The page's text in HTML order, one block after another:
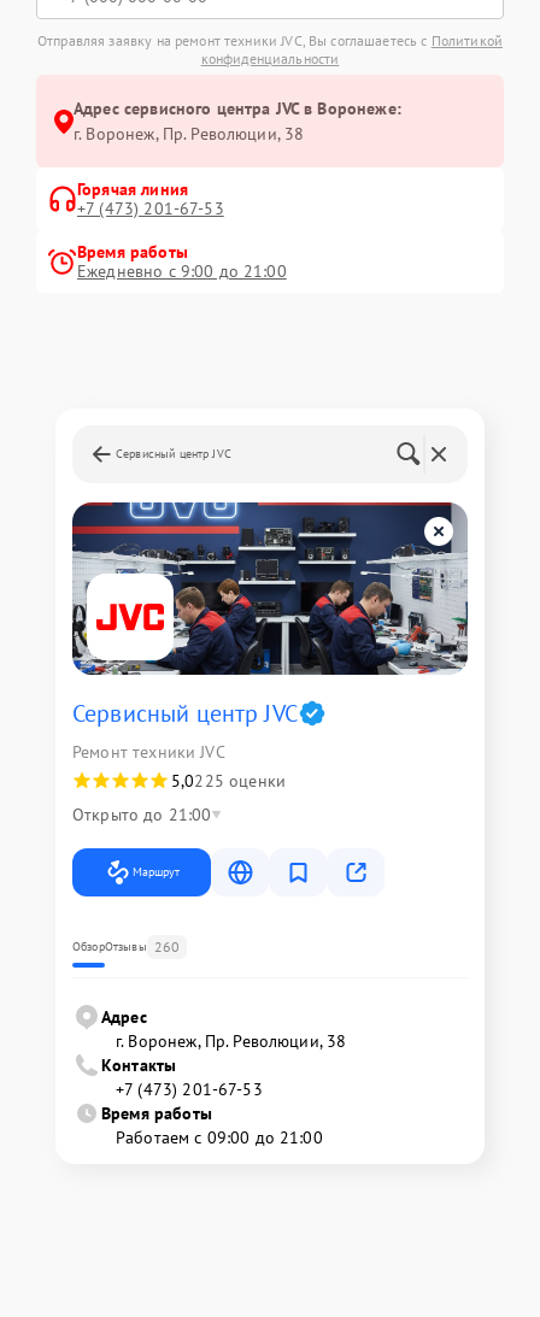
Отправляя заявку на ремонт техники JVC, Вы соглашаетесь с Политикой
конфиденциальности
Адрес сервисного центра JVC в Воронеже:
г. Воронеж, Пр. Революции, 38
Горячая линия
+7 (473) 201-67-53
Время работы
Ежедневно с 9:00 до 21:00
Сервисный центр JVC
Сервисный центр JVC
Ремонт техники JVC
5,0225 оценки
Открыто до 21:00
Маршрут
ОбзорОтзывы 260
Адрес
г. Воронеж, Пр. Революции, 38
Контакты
+7 (473) 201-67-53
Время работы
Работаем с 09:00 до 21:00